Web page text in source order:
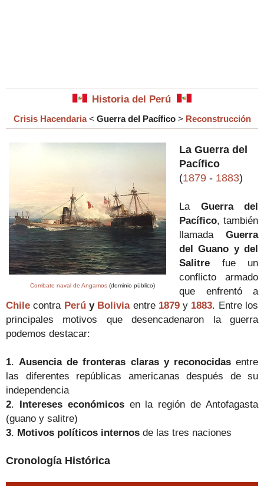
Historia del Perú
Crisis Hacendaria < Guerra del Pacífico > Reconstrucción
Combate naval de Angamos (dominio público)
La Guerra del
Pacífico
(1879 - 1883)
La Guerra del
Pacífico, también
llamada Guerra
del Guano y del
Salitre fue un
conflicto armado
que enfrentó a
Chile contra Perúy Boliviaentre 1879 y 1883. Entre los
principales motivos que desencadenaron la guerra
podemos destacar:
1. Ausencia de fronteras claras y reconocidasentre
las diferentes repúblicas americanas después de su
independencia
2. Intereses económicosen la región de Antofagasta
(guano y salitre)
3. Motivos políticos internos de las tres naciones
Cronología Histórica